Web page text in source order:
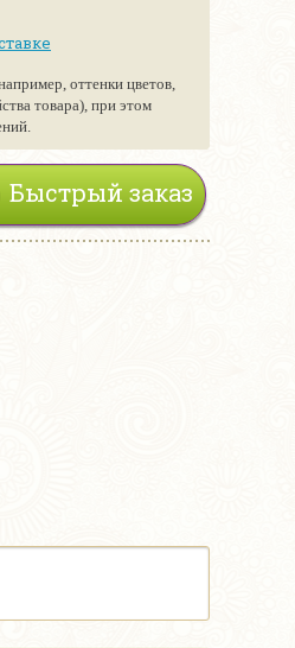
оттенки цветов,
товара), при этом
Быстрый заказ